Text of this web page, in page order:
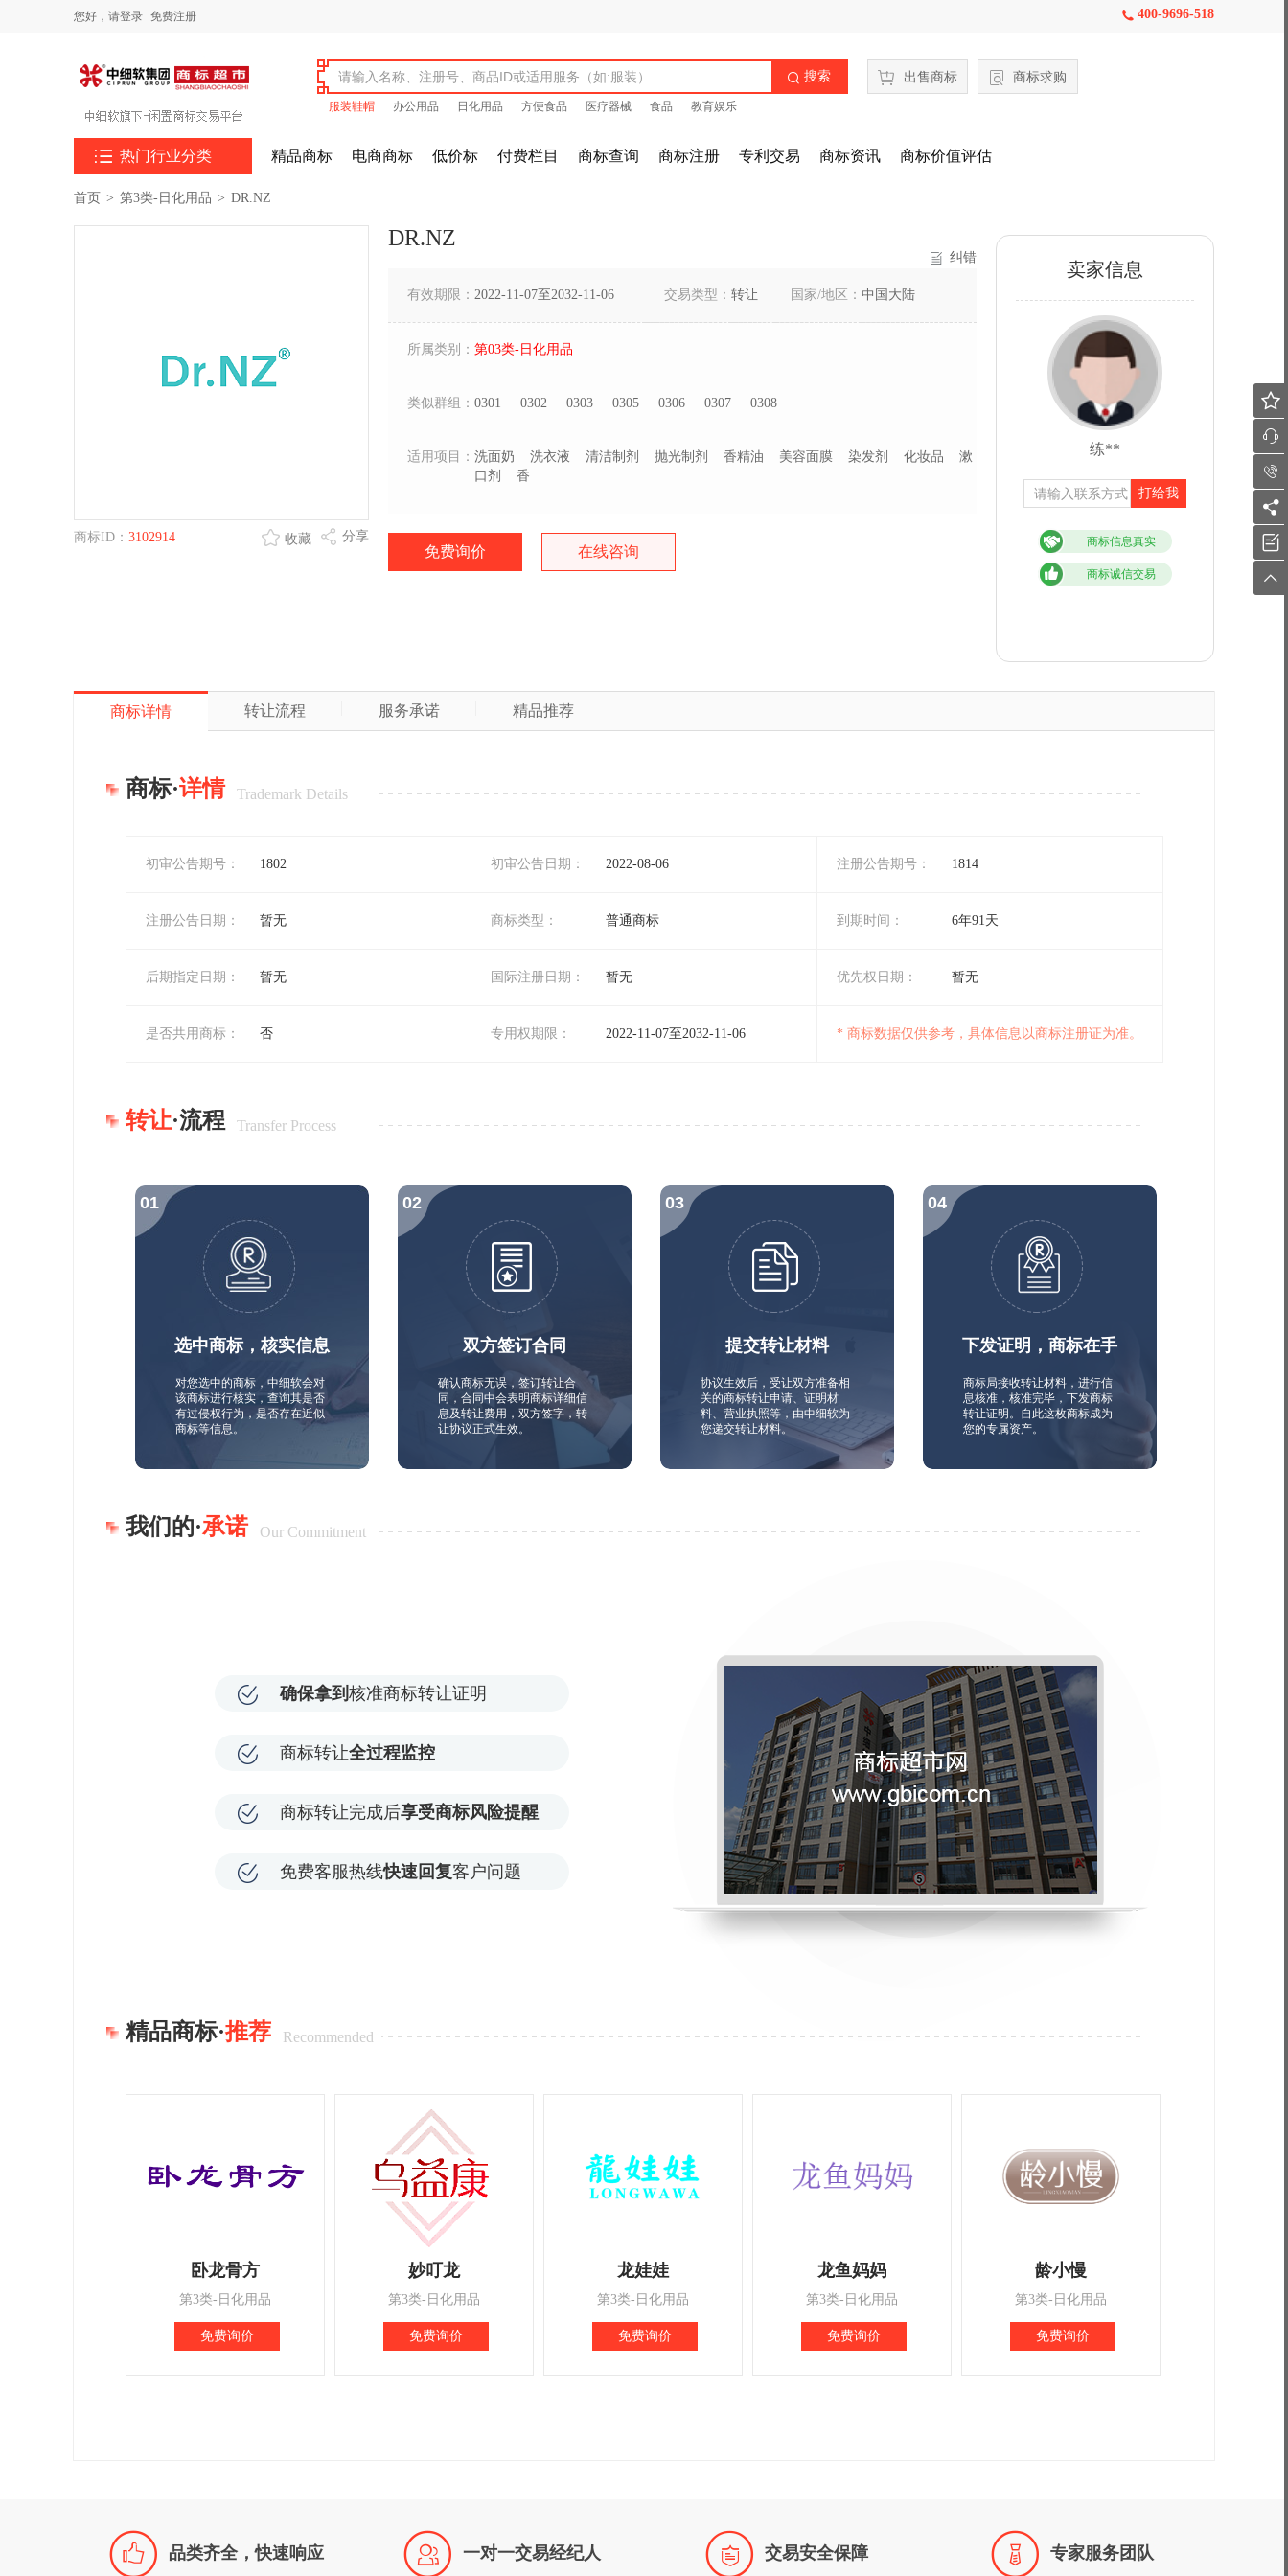
您好， 请登录 免费注册  400-9696-518
 搜索
服装鞋帽 办公用品 日化用品 方便食品 医疗器械 食品 教育娱乐
出售商标 商标求购
 热门行业分类 精品商标 电商商标 低价标 付费栏目 商标查询 商标注册 专利交易 商标资讯 商标价值评估
首页 > 第3类-日化用品 > DR.NZ
商标ID： 3102914 分享
收藏
DR.NZ
纠错
有效期限： 2022-11-07至2032-11-06 交易类型： 转让 国家/地区： 中国大陆
所属类别： 第03类-日化用品
类似群组： 0301 0302 0303 0305 0306 0307 0308
适用项目： 洗面奶 洗衣液 清洁制剂 抛光制剂 香精油 美容面膜 染发剂 化妆品
漱
口剂
香
免费询价 在线咨询
卖家信息
练**
打给我
商标信息真实
商标诚信交易
商标详情 转让流程 服务承诺 精品推荐
商标·详情 Trademark Details
初审公告期号： 1802 初审公告日期： 2022-08-06 注册公告期号： 1814
注册公告日期： 暂无 商标类型： 普通商标 到期时间： 6年91天
后期指定日期： 暂无 国际注册日期： 暂无 优先权日期： 暂无
是否共用商标： 否 专用权期限： 2022-11-07至2032-11-06 * 商标数据仅供参考，具体信息以商标注册证为准。
转让·流程 Transfer Process
选中商标，核实信息
对您选中的商标，中细软会对
该商标进行核实，查询其是否
有过侵权行为，是否存在近似
商标等信息。
双方签订合同
确认商标无误，签订转让合
同，合同中会表明商标详细信
息及转让费用，双方签字，转
让协议正式生效。
提交转让材料
协议生效后，受让双方准备相
关的商标转让申请、证明材
料、营业执照等，由中细软为
您递交转让材料。
下发证明，商标在手
商标局接收转让材料，进行信
息核准，核准完毕，下发商标
转让证明。自此这枚商标成为
您的专属资产。
我们的·承诺 Our Commitment
确保拿到 核准商标转让证明
商标转让全过程监控
商标转让完成后享受商标风险提醒
免费客服热线快速回复客户问题
精品商标·推荐 Recommended
卧龙骨方
第3类-日化用品
免费询价
妙叮龙
第3类-日化用品
免费询价
龙娃娃
第3类-日化用品
免费询价
龙鱼妈妈
第3类-日化用品
免费询价
龄小慢
第3类-日化用品
免费询价
 品类齐全，快速响应  一对一交易经纪人  交易安全保障  专家服务团队





